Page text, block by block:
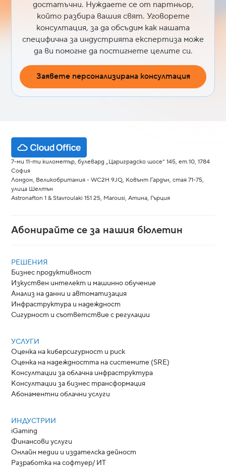
достатъчни. Нуждаете се от партньор,
който разбира вашия свят. Уговорете
консултация, за да обсъдим как нашата
специфична за индустрията експертиза може
да ви помогне да постигнете целите си.
Заявете персонализирана консултация
7-ми 11-ти километър, булевард „Цариградско шосе“ 145, ет.10, 1784
София
Лондон, Великобритания - WC2H 9JQ, Ковънт Гардън, стая 71-75,
улица Шелтън
Astronafton 1 & Stavroulaki 151 25, Marousi, Атина, Гърция
Абонирайте се за нашия бюлетин
РЕШЕНИЯ
Бизнес продуктивност
Изкуствен интелект и машинно обучение
Анализ на данни и автоматизация
Инфраструктура и надеждност
Сигурност и съответствие с регулации
УСЛУГИ
Оценка на киберсигурност и риск
Оценка на надеждността на системите (SRE)
Консултации за облачна инфраструктура
Консултации за бизнес трансформация
Абонаментни облачни услуги
ИНДУСТРИИ
iGaming
Финансови услуги
Онлайн медии и издателска дейност
Разработка на софтуер/ ИТ